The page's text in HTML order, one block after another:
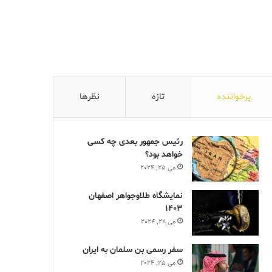
پرخواننده تازه نظرها
رئیس جمهور بعدی چه کسی
خواهد بود؟
می 25, 2024
نمایشگاه طلاوجواهر اصفهان
1403
می 28, 2024
سفر رسمی بن سلمان به ایران
می 25, 2024